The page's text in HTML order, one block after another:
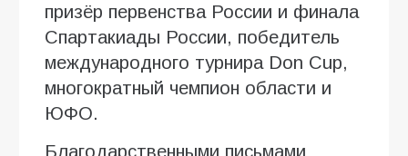
призёр первенства России и финала
Спартакиады России, победитель
международного турнира Don Cup,
многократный чемпион области и
ЮФО.
Благодарственными письмами